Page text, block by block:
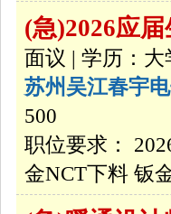
(急)2026应届
面议 | 学历：大
苏州吴江春宇
500
职位要求：
金NCT下料 钣